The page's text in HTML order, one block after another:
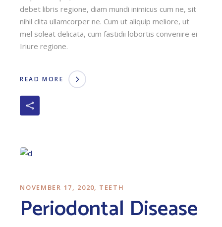
debet libris regione, diam mundi inimicus cum ne, sit
nihil clita ullamcorper ne. Cum ut aliquip meliore, ut
mel soleat delicata, cum fastidii lobortis convenire ei
Iriure regione.
READ MORE
NOVEMBER 17, 2020 TEETH
Periodontal Disease